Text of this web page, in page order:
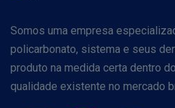
Somos uma empresa
policarbonato, sistema e seus
produto na medida certa dentro
qualidade existente no mercado